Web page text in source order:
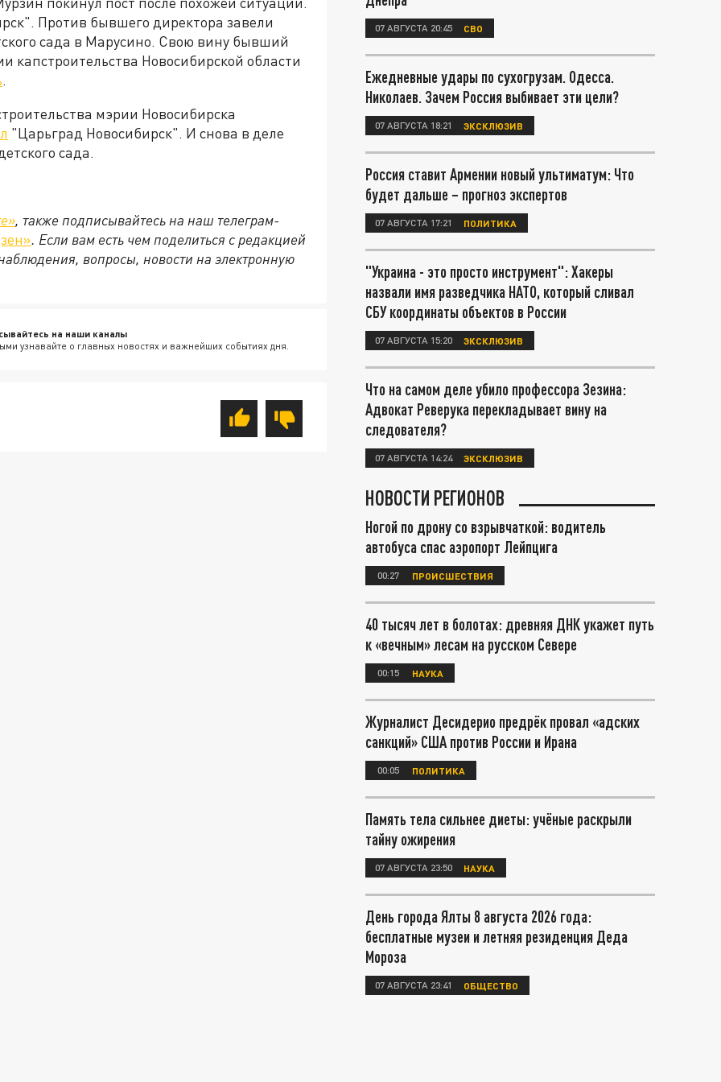
Против бывшего директора завели
сада в Марусино. Свою вину бывший
капстроительства Новосибирской области
.
мэрии Новосибирска
"Царьград Новосибирск". И снова в деле
сада.
, также подписывайтесь на наш телеграм-
. Если вам есть чем поделиться с редакцией
вопросы, новости на электронную
на наши каналы
узнавайте о главных новостях и важнейших событиях дня.
07 АВГУСТА 20:45 СВО
Ежедневные удары по сухогрузам. Одесса.
Николаев. Зачем Россия выбивает эти цели?
07 АВГУСТА 18:21 ЭКСКЛЮЗИВ
Россия ставит Армении новый ультиматум: Что
будет дальше – прогноз экспертов
07 АВГУСТА 17:21 ПОЛИТИКА
"Украина - это просто инструмент": Хакеры
назвали имя разведчика НАТО, который сливал
СБУ координаты объектов в России
07 АВГУСТА 15:20 ЭКСКЛЮЗИВ
Что на самом деле убило профессора Зезина:
Адвокат Реверука перекладывает вину на
следователя?
07 АВГУСТА 14:24 ЭКСКЛЮЗИВ
НОВОСТИ РЕГИОНОВ
Ногой по дрону со взрывчаткой: водитель
автобуса спас аэропорт Лейпцига
00:27 ПРОИСШЕСТВИЯ
40 тысяч лет в болотах: древняя ДНК укажет путь
к «вечным» лесам на русском Севере
00:15 НАУКА
Журналист Десидерио предрёк провал «адских
санкций» США против России и Ирана
00:05 ПОЛИТИКА
Память тела сильнее диеты: учёные раскрыли
тайну ожирения
07 АВГУСТА 23:50 НАУКА
День города Ялты 8 августа 2026 года:
бесплатные музеи и летняя резиденция Деда
Мороза
07 АВГУСТА 23:41 ОБЩЕСТВО